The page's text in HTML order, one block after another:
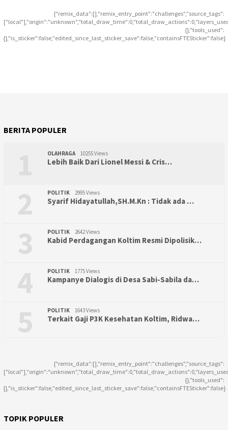
{"remix_data":[],"remix_entry_point":"challenges","source_tags":
{},"tools_used":
{},"is_sticker":false,"edited_since_last_sticker_save":false,"containsFTESticker":false}
BERITA POPULER
OLAHRAGA 10255 Views
Lebih Baik Dari Lionel Messi & Cris…
2 POLITIK 2995 Views
Syarif Hidayatullah,SH.M.Kn : Tidak ada …
3 POLITIK 2642 Views
Kabid Perdagangan Koltim Resmi Dipolisik…
4 POLITIK 1775 Views
Kampanye Dialogis di Desa Sabi-Sabila da…
5 POLITIK 1643 Views
Terkait Gaji P3K Kesehatan Koltim, Ridwa…
{"remix_data":[],"remix_entry_point":"challenges","source_tags":
{},"tools_used":
{},"is_sticker":false,"edited_since_last_sticker_save":false,"containsFTESticker":false}
TOPIK POPULER